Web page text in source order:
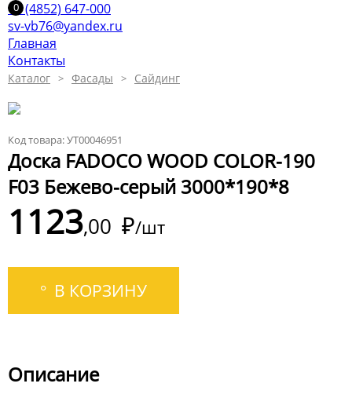
+7 (4852) 647-000
sv-vb76@yandex.ru
Главная
Контакты
Каталог Фасады Сайдинг
Код товара: УТ00046951
Доска FADOCO WOOD COLOR-190
F03 Бежево-серый 3000*190*8
1123 00 ₽/шт
В КОРЗИНУ
Описание